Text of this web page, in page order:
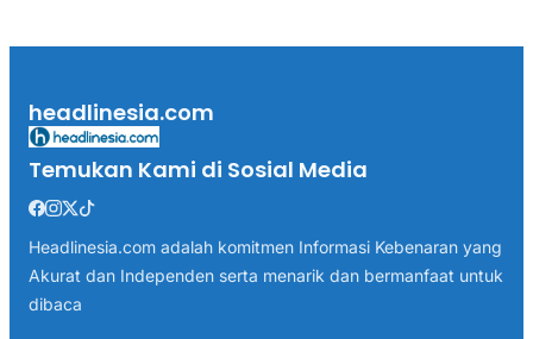
headlinesia.com
Temukan Kami di Sosial Media
Headlinesia.com adalah komitmen Informasi Kebenaran yang
Akurat dan Independen serta menarik dan bermanfaat untuk
dibaca